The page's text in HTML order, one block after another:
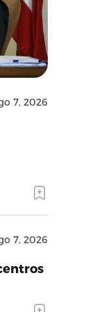
7, 2026
7, 2026